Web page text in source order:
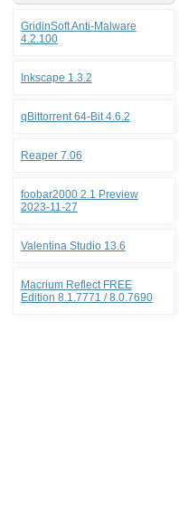
GridinSoft Anti-Malware
4.2.100
Inkscape 1.3.2
qBittorrent 64-Bit 4.6.2
Reaper 7.06
foobar2000 2.1 Preview
2023-11-27
Valentina Studio 13.6
Macrium Reflect FREE
Edition 8.1.7771 / 8.0.7690